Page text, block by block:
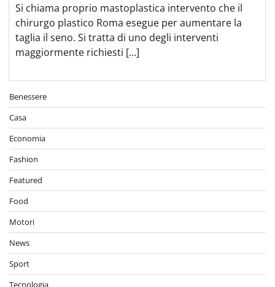
Si chiama proprio mastoplastica intervento che il
chirurgo plastico Roma esegue per aumentare la
taglia il seno. Si tratta di uno degli interventi
maggiormente richiesti […]
Benessere
Casa
Economia
Fashion
Featured
Food
Motori
News
Sport
Tecnologia